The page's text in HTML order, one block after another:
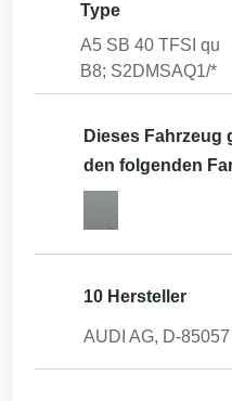
Type
A5 SB 40 TFSI qu
B8; S2DMSAQ1/*
Dieses Fahrzeug
den folgenden
10 Hersteller
AUDI AG, D-